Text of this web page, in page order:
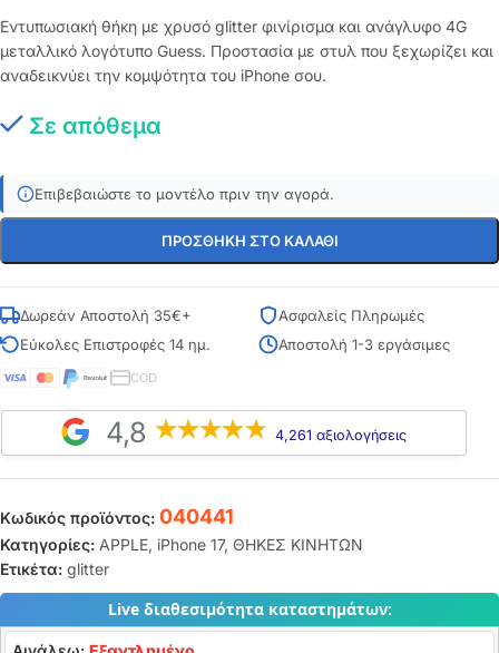
Εντυπωσιακή θήκη με χρυσό glitter φινίρισμα και ανάγλυφο 4G
μεταλλικό λογότυπο Guess. Προστασία με στυλ που ξεχωρίζει και
αναδεικνύει την κομψότητα του iPhone σου.
Σε απόθεμα
Επιβεβαιώστε το μοντέλο πριν την αγορά.
ΠΡΟΣΘΉΚΗ ΣΤΟ ΚΑΛΆΘΙ
Δωρεάν Αποστολή 35€+
Ασφαλείς Πληρωμές
Εύκολες Επιστροφές 14 ημ.
Αποστολή 1-3 εργάσιμες
COD
4,8 4,261 αξιολογήσεις
Κωδικός προϊόντος: 040441
Κατηγορίες: APPLE, iPhone 17, ΘΗΚΕΣ ΚΙΝΗΤΩΝ
Ετικέτα: glitter
Live διαθεσιμότητα καταστημάτων: